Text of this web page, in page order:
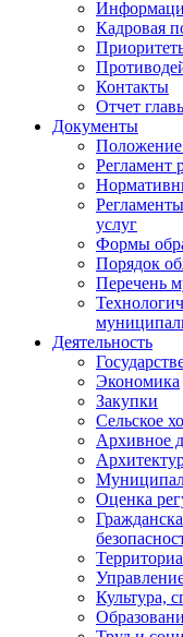
Кадровая
Контакты
Отчет
Документы
Положение
Регламент
услуг
Формы
Порядок
Перечень
Деятельность
Экономика
Закупки
Сельское
Архивное
Оценка
Культура,